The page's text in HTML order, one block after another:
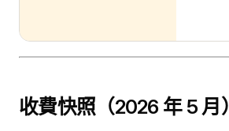
收費快照（2026 年 5 月）